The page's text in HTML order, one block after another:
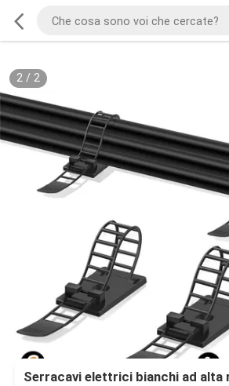
2/ 2
Serracavi elettrici bianchi ad alta